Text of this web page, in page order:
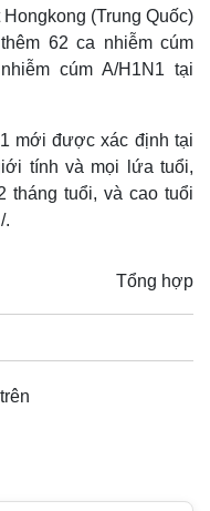
(Trung Quốc)
62 ca nhiễm cúm
cúm A/H1N1 tại
mới được xác định tại
tính và mọi lứa tuổi,
tháng tuổi, và cao tuổi
.
Tổng hợp